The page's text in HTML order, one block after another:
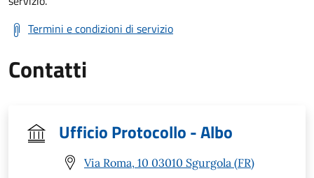
Termini e condizioni di servizio
Contatti
Ufficio Protocollo - Albo
Via Roma, 10 03010 Sgurgola (FR)